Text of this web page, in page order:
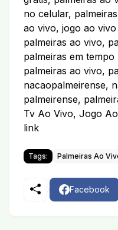
no celular,
ao vivo, jogo ao
palmeiras ao vivo,
palmeiras em
palmeiras ao vivo,
nacaopalmeirense,
palmeirense,
Tv Ao Vivo, Jogo
link
Tags: Palmeiras Ao
Facebook